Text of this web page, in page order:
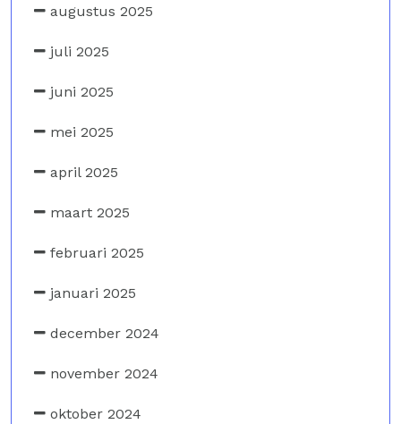
augustus 2025
juli 2025
juni 2025
mei 2025
april 2025
maart 2025
februari 2025
januari 2025
december 2024
november 2024
oktober 2024